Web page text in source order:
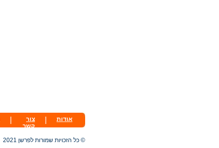
אודות
צור
קשר
© כל הזכויות שמורות לפרשן 2021